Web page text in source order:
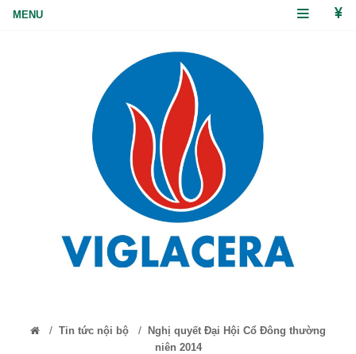
/ Tin tức nội bộ /
Nghị quyết Đại Hội Cổ Đông thường
niên 2014